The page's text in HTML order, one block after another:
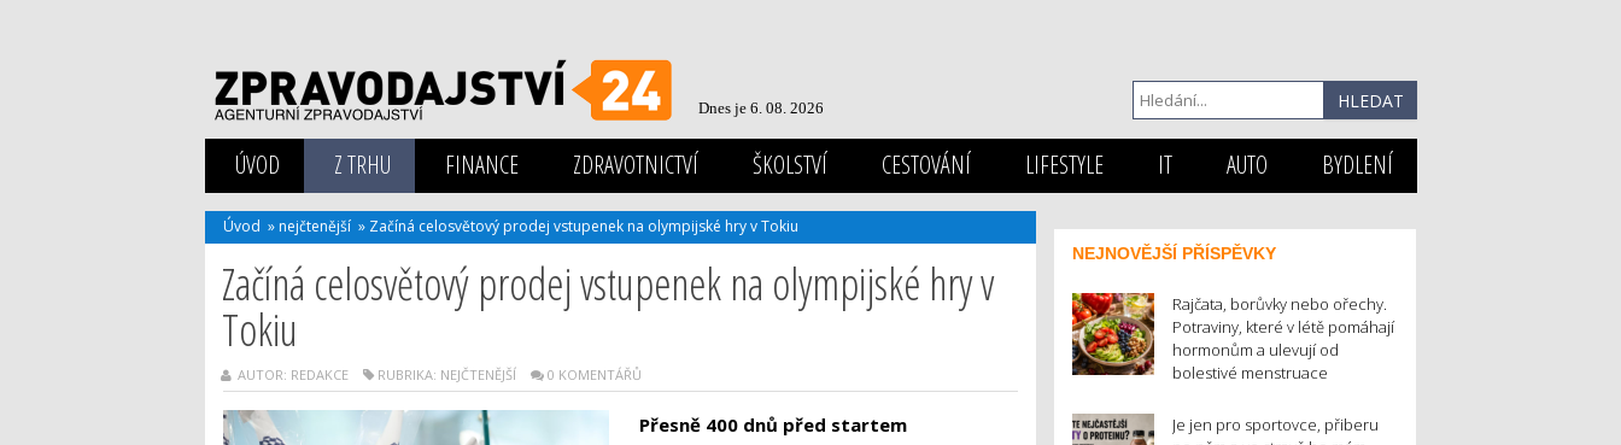
Dnes je 6. 08. 2026
ÚVOD Z TRHU FINANCE ZDRAVOTNICTVÍ ŠKOLSTVÍ CESTOVÁNÍ LIFESTYLE IT AUTO BYDLENÍ
Úvod » nejčtenější » Začíná celosvětový prodej vstupenek na olympijské hry v Tokiu
Začíná celosvětový prodej vstupenek na olympijské hry v
Tokiu
AUTOR: REDAKCE RUBRIKA: NEJČTENĚJŠÍ 0 KOMENTÁŘŮ
Přesně 400 dnů před startem
NEJNOVĚJŠÍ PŘÍSPĚVKY
Rajčata, borůvky nebo ořechy.
Potraviny, které v létě pomáhají
hormonům a ulevují od
bolestivé menstruace
Je jen pro sportovce, přiberu